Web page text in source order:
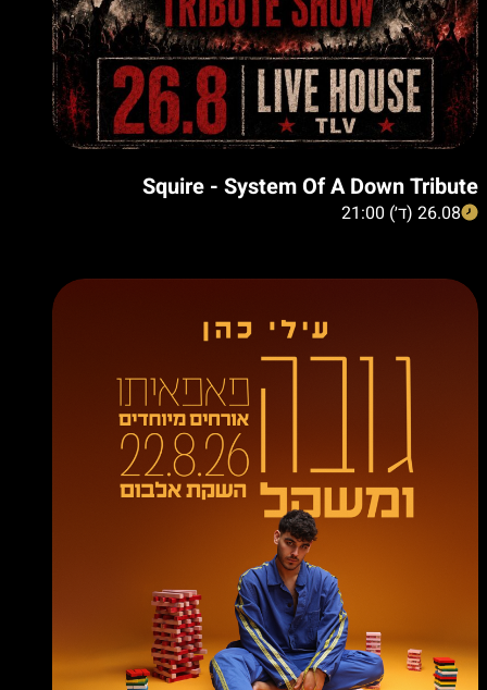
Squire - System Of A Down Tribute
26.08 (ד׳) 21:00